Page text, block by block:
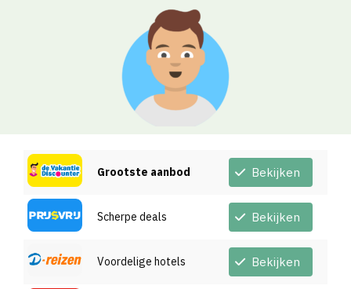
Grootste aanbod Bekijken
Scherpe deals Bekijken
Voordelige hotels Bekijken